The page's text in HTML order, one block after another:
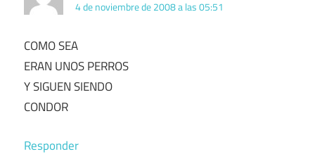
4 de noviembre de 2008 a las 05:51
COMO SEA
ERAN UNOS PERROS
Y SIGUEN SIENDO
CONDOR
Responder